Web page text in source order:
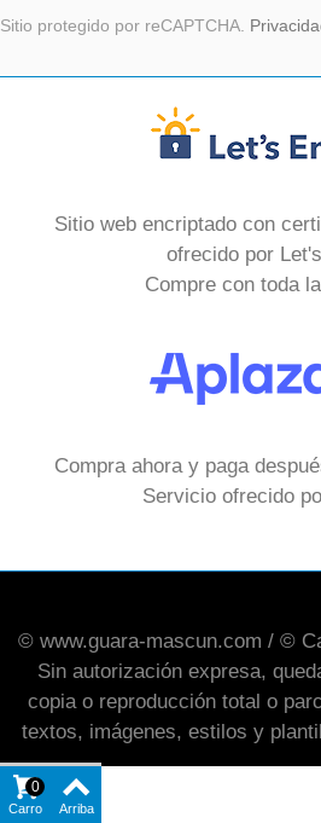
Sitio protegido por reCAPTCHA.
Sitio web encriptado con
ofrecido por
Compre con toda
Compra ahora y paga
Servicio ofrecido
© www.guara-mascun.com / ©
Sin autorización expresa,
copia o reproducción total o
textos, imágenes, estilos y
Carro
0
Arriba